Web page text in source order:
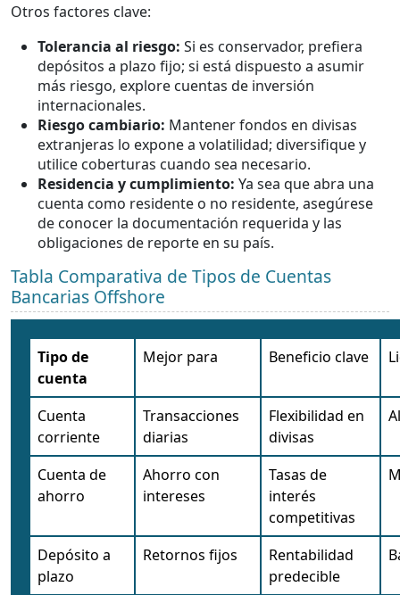
Otros factores clave:
Tolerancia al riesgo: Si es conservador, prefiera
depósitos a plazo fijo; si está dispuesto a asumir
más riesgo, explore cuentas de inversión
internacionales.
Riesgo cambiario: Mantener fondos en divisas
extranjeras lo expone a volatilidad; diversifique y
utilice coberturas cuando sea necesario.
Residencia y cumplimiento: Ya sea que abra una
cuenta como residente o no residente, asegúrese
de conocer la documentación requerida y las
obligaciones de reporte en su país.
Tabla Comparativa de Tipos de Cuentas
Bancarias Offshore
Tipo de
cuenta
Mejor para Beneficio clave
Cuenta
corriente
Transacciones
diarias
Flexibilidad en
divisas
Cuenta de
ahorro
Ahorro con
intereses
Tasas de
interés
competitivas
Depósito a
plazo
Retornos fijos
Rentabilidad
predecible